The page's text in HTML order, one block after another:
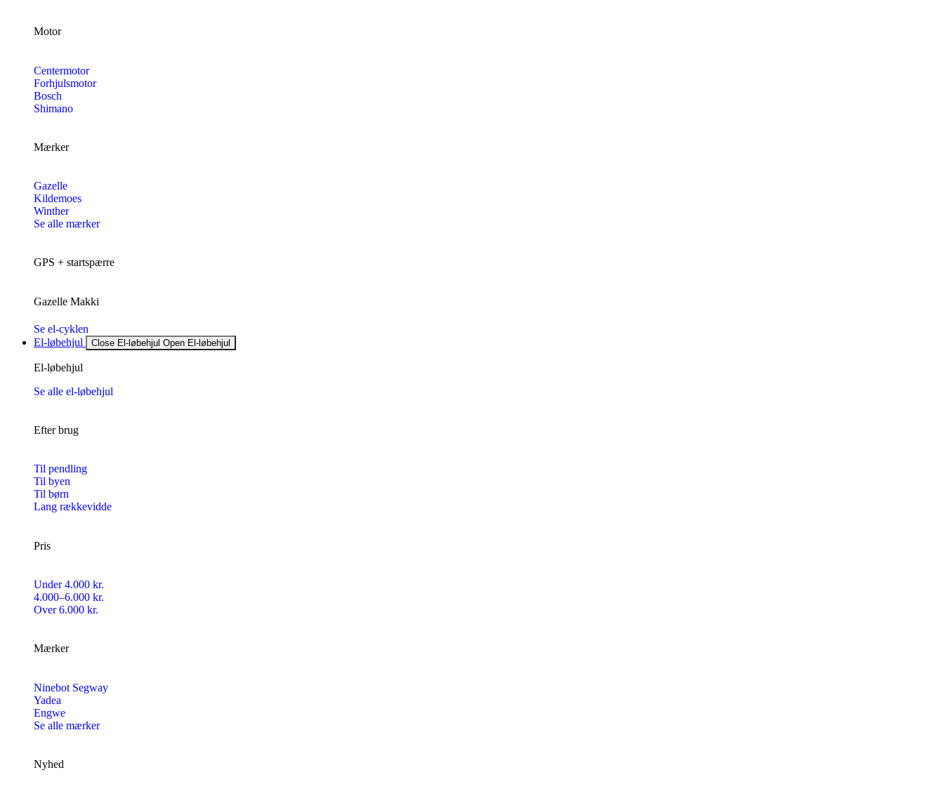
Motor
Centermotor
Forhjulsmotor
Bosch
Shimano
Mærker
Gazelle
Kildemoes
Winther
Se alle mærker
GPS + startspærre
Gazelle Makki
Se el-cyklen
El-løbehjul
Close El-løbehjul Open El-løbehjul
El-løbehjul
Se alle el-løbehjul
Efter brug
Til pendling
Til byen
Til børn
Lang rækkevidde
Pris
Under 4.000 kr.
4.000–6.000 kr.
Over 6.000 kr.
Mærker
Ninebot Segway
Yadea
Engwe
Se alle mærker
Nyhed